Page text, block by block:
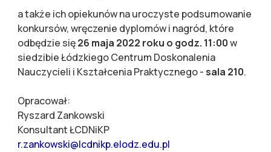
a także ich opiekunów na uroczyste podsumowanie
konkursów, wręczenie dyplomów i nagród, które
odbędzie się26 maja 2022 roku o godz. 11:00w
siedzibie Łódzkiego Centrum Doskonalenia
Nauczycieli i Kształcenia Praktycznego -sala 210.
Opracował:
Ryszard Zankowski
Konsultant ŁCDNiKP
r.zankowski@lcdnikp.elodz.edu.pl